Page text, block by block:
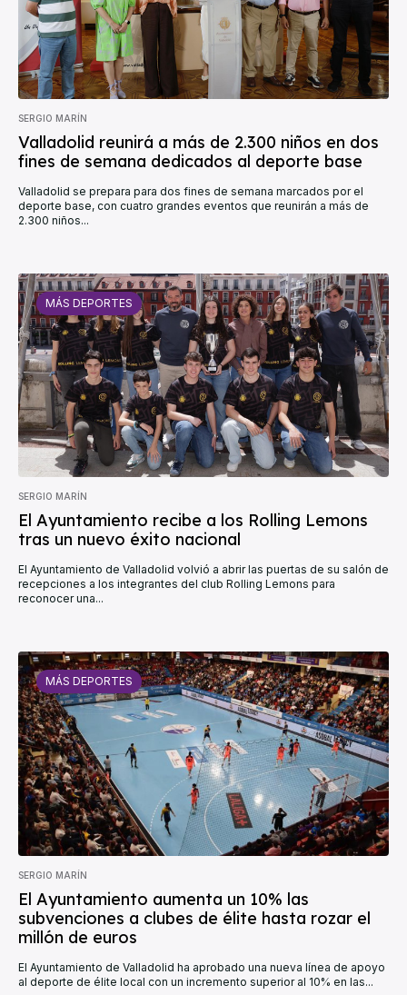
SERGIO MARÍN
Valladolid reunirá a más de 2.300 niños en dos
fines de semana dedicados al deporte base
Valladolid se prepara para dos fines de semana marcados por el
deporte base, con cuatro grandes eventos que reunirán a más de
2.300 niños...
MÁS DEPORTES
SERGIO MARÍN
El Ayuntamiento recibe a los Rolling Lemons
tras un nuevo éxito nacional
El Ayuntamiento de Valladolid volvió a abrir las puertas de su salón de
recepciones a los integrantes del club Rolling Lemons para
reconocer una...
MÁS DEPORTES
SERGIO MARÍN
El Ayuntamiento aumenta un 10% las
subvenciones a clubes de élite hasta rozar el
millón de euros
El Ayuntamiento de Valladolid ha aprobado una nueva línea de apoyo
al deporte de élite local con un incremento superior al 10% en las...